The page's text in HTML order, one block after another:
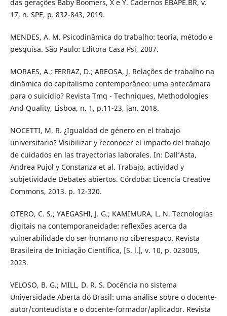
das gerações Baby Boomers, X e Y. Cadernos EBAPE.BR, v.
17, n. SPE, p. 832-843, 2019.
MENDES, A. M. Psicodinâmica do trabalho: teoria, método e
pesquisa. São Paulo: Editora Casa Psi, 2007.
MORAES, A.; FERRAZ, D.; AREOSA, J. Relações de trabalho na
dinâmica do capitalismo contemporâneo: uma antecâmara
para o suicídio? Revista Tmq - Techniques, Methodologies
And Quality, Lisboa, n. 1, p.11-23, jan. 2018.
NOCETTI, M. R. ¿Igualdad de género en el trabajo
universitario? Visibilizar y reconocer el impacto del trabajo
de cuidados en las trayectorias laborales. In: Dall’Asta,
Andrea Pujol y Constanza et al. Trabajo, actividad y
subjetividade Debates abiertos. Córdoba: Licencia Creative
Commons, 2013. p. 12-320.
OTERO, C. S.; YAEGASHI, J. G.; KAMIMURA, L. N. Tecnologias
digitais na contemporaneidade: reflexões acerca da
vulnerabilidade do ser humano no ciberespaço. Revista
Brasileira de Iniciação Científica, [S. l.], v. 10, p. 023005,
2023.
VELOSO, B. G.; MILL, D. R. S. Docência no sistema
Universidade Aberta do Brasil: uma análise sobre o docente-
autor/conteudista e o docente-formador/aplicador. Revista